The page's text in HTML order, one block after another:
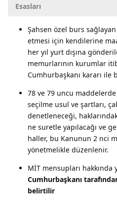
Esasları
Şahsen özel burs
etmesi için kendilerine
her yıl yurt dışına
memurlarının kurumlar
Cumhurbaşkanı kararı ile
78 ve 79 uncu maddelerde
seçilme usul ve şartları,
denetleneceği,
ne suretle yapılacağı ve
haller, bu Kanunun 2 nci
yönetmelikle düzenlenir.
MİT mensupları hakkında
Cumhurbaşkanı
belirtilir